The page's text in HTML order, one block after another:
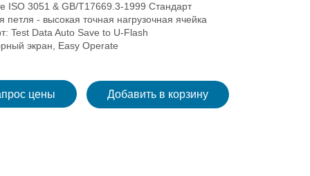
ISO 3051 & GB/T17669.3-1999 Стандарт
петля - высокая точная нагрузочная ячейка
Test Data Auto Save to U-Flash
экран, Easy Operate
цены Добавить в корзину